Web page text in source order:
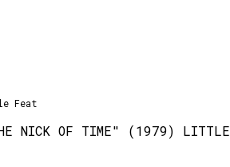
Feat
NICK OF TIME" (1979) LITTLE